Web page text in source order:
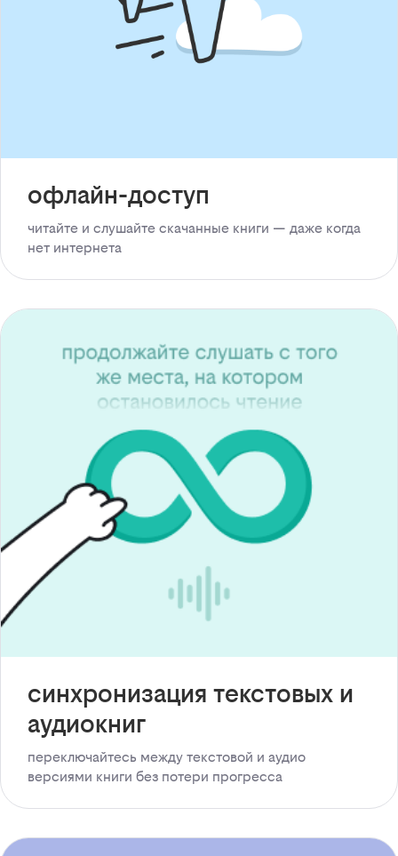
офлайн-доступ
читайте и слушайте скачанные книги — даже когда
нет интернета
синхронизация текстовых и
аудиокниг
переключайтесь между текстовой и аудио
версиями книги без потери прогресса